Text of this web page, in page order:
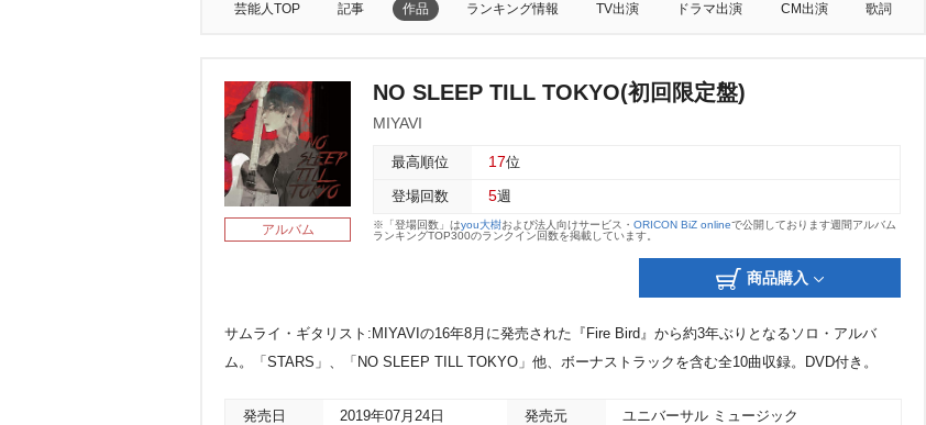
芸能人TOP 記事 作品 ランキング情報 TV出演 ドラマ出演 CM出演 歌詞
アルバム
NO SLEEP TILL TOKYO(初回限定盤)
MIYAVI
最高順位 17位
登場回数 5週
※「登場回数」はyou大樹および法人向けサービス・ ORICON BiZ onlineで公開しております週間アルバム
ランキングTOP300のランクイン回数を掲載しています。
商品購入
サムライ・ギタリスト:MIYAVIの16年8月に発売された『Fire Bird』から約3年ぶりとなるソロ・アルバ
ム。「STARS」、「NO SLEEP TILL TOKYO」他、ボーナストラックを含む全10曲収録。DVD付き。
発売日 2019年07月24日 発売元 ユニバーサル ミュージック